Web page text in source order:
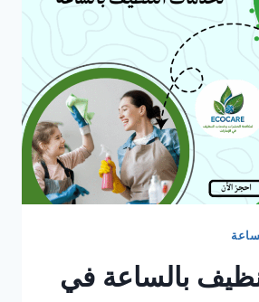
بالساعة في